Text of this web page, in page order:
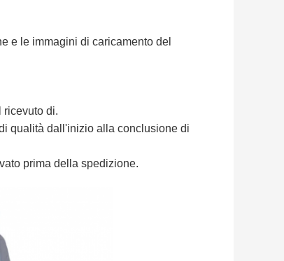
e le immagini di caricamento del
ricevuto di.
qualità dall'inizio alla conclusione di
prima della spedizione.